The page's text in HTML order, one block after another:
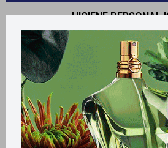
HIGIENE PERSONAL
Filtrando por: Higiene personal